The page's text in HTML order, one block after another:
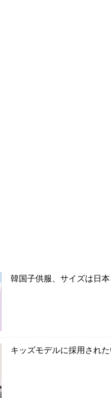
韓国子供服、サイズは日
キッズモデルに採用され